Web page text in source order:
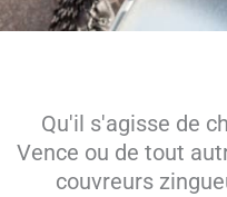
Qu'il s'agisse de
Vence ou de tout
couvreurs